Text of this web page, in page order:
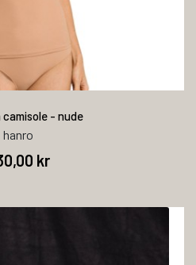
camisole - nude
hanro
kr